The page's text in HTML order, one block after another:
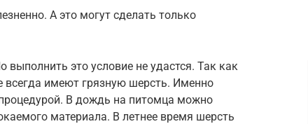
А это могут сделать только
выполнить это условие не удастся. Так как
всегда имеют грязную шерсть. Именно
В дождь на питомца можно
материала. В летнее время шерсть